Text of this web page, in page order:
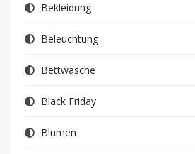
Bekleidung
Beleuchtung
Bettwäsche
Black Friday
Blumen